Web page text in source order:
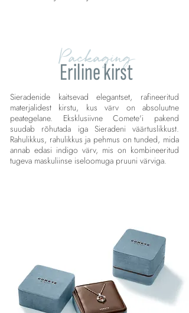
Packaging
Eriline kirst
Sieradenide kaitsevad elegantset, rafineeritud
materjalidest kirstu, kus värv on absoluutne
peategelane. Eksklusiivne Comete'i pakend
suudab rõhutada iga Sieradeni väärtuslikkust.
Rahulikkus, rahulikkus ja pehmus on tunded, mida
annab edasi indigo värv, mis on kombineeritud
tugeva maskuliinse iseloomuga pruuni värviga.